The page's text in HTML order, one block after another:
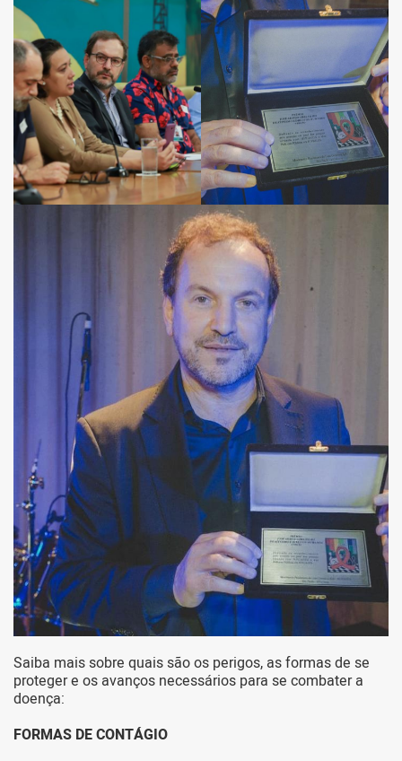
Saiba mais sobre quais são os perigos, as formas de se
proteger e os avanços necessários para se combater a
doença:
FORMAS DE CONTÁGIO